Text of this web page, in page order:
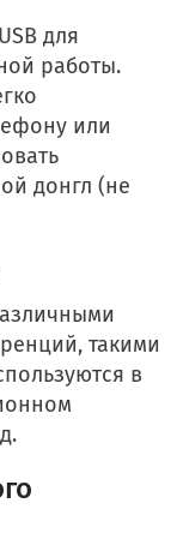
для
работы.
или
донгл (не
такими
в